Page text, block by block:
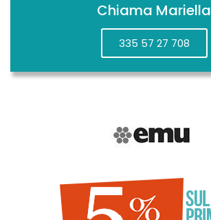
Chiama Mariella
335 57 27 708